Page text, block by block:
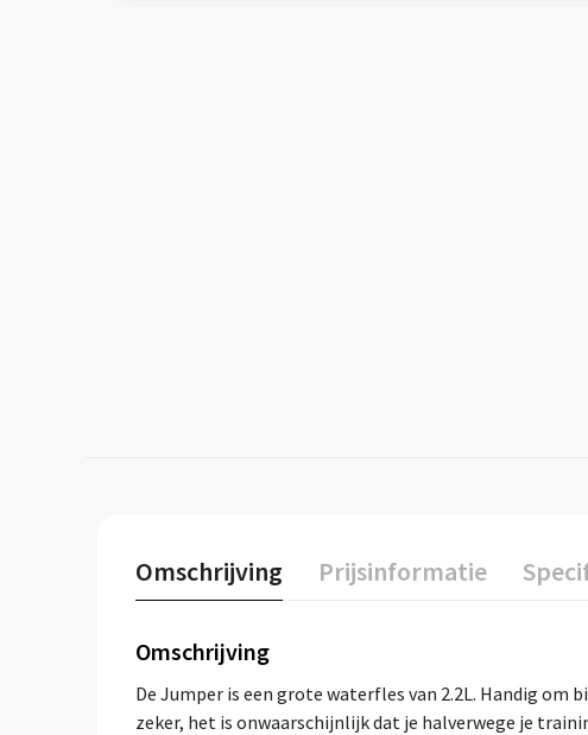
Omschrijving Prijsinformatie
Omschrijving
De Jumper is een grote waterfles van 2.2L. Handig
zeker, het is onwaarschijnlijk dat je halverwege je